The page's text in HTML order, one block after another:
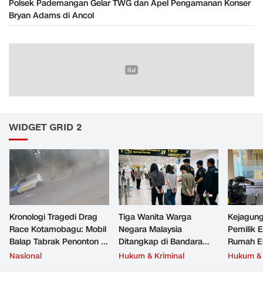
Polsek Pademangan Gelar TWG dan Apel Pengamanan Konser
Bryan Adams di Ancol
WIDGET GRID 2
Kronologi Tragedi Drag
Race Kotamobagu: Mobil
Balap Tabrak Penonton 8
Tewas
Nasional
Tiga Wanita Warga
Negara Malaysia
Ditangkap di Bandara
Soetta, Bawa Beragam
Hukum & Kriminal
Pemilik
Rumah
Febrie
Hukum